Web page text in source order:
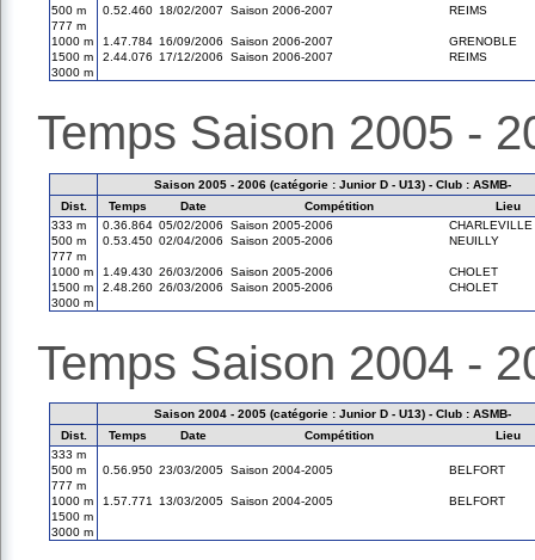
500 m
0.52.460 18/02/2007 Saison 2006-2007
REIMS
777 m
1000 m
1.47.784 16/09/2006 Saison 2006-2007
GRENOBLE
1500 m
2.44.076 17/12/2006 Saison 2006-2007
REIMS
3000 m
Temps Saison 2005 -
Saison 2005 - 2006 (catégorie : Junior D - U13) - Club : ASMB-
Dist.
Temps Date Compétition
Lieu
333 m
0.36.864 05/02/2006 Saison 2005-2006
CHARLEVILLE
500 m
0.53.450 02/04/2006 Saison 2005-2006
NEUILLY
777 m
1000 m
1.49.430 26/03/2006 Saison 2005-2006
CHOLET
1500 m
2.48.260 26/03/2006 Saison 2005-2006
CHOLET
3000 m
Temps Saison 2004 -
Saison 2004 - 2005 (catégorie : Junior D - U13) - Club : ASMB-
Dist.
Temps Date Compétition
Lieu
333 m
500 m
0.56.950 23/03/2005 Saison 2004-2005
BELFORT
777 m
1000 m
1.57.771 13/03/2005 Saison 2004-2005
BELFORT
1500 m
3000 m